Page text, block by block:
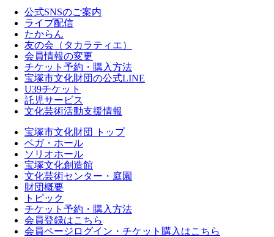
公式SNSのご案内
ライブ配信
たからん
友の会（タカラティエ）
会員情報の変更
チケット予約・購入方法
宝塚市文化財団の公式LINE
U39チケット
託児サービス
文化芸術活動支援情報
宝塚市文化財団 トップ
ベガ・ホール
ソリオホール
宝塚文化創造館
文化芸術センター・庭園
財団概要
トピック
チケット予約・購入方法
会員登録はこちら
会員ページログイン・チケット購入はこちら